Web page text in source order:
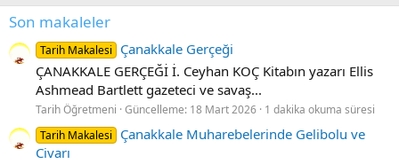
Son makaleler
Tarih Makalesi
Çanakkale Gerçeği
ÇANAKKALE GERÇEĞİ İ. Ceyhan KOÇ Kitabın yazarı Ellis
Ashmead Bartlett gazeteci ve savaş...
Tarih Öğretmeni Güncelleme: 18 Mart 2026 1 dakika okuma süresi
Tarih Makalesi
Çanakkale Muharebelerinde Gelibolu ve
Civarı